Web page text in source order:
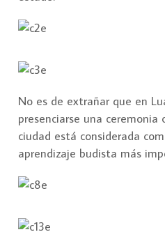
No es de extrañar que en
presenciarse una ceremonia
ciudad está considerada
aprendizaje budista más